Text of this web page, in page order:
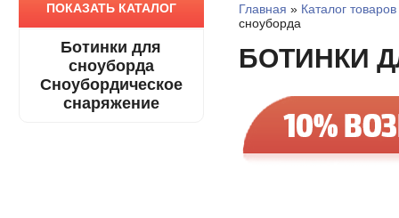
ПОКАЗАТЬ КАТАЛОГ
Ботинки для
сноуборда
Сноубордическое
снаряжение
Главная » Каталог товаров
сноуборда
БОТИНКИ